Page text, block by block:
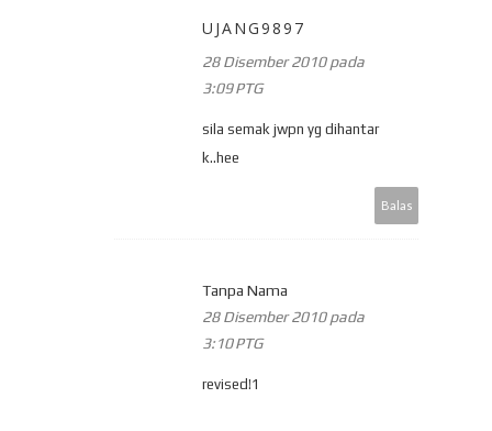
UJANG9897
28 Disember 2010 pada
3:09 PTG
sila semak jwpn yg dihantar
k..hee
Balas
Tanpa Nama
28 Disember 2010 pada
3:10 PTG
revised!1